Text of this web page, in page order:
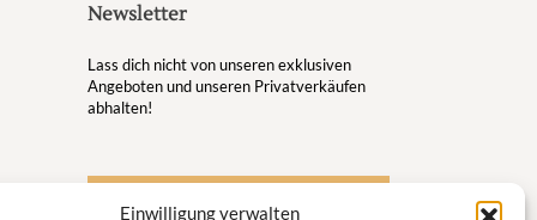
Einwilligung verwalten
Newsletter
Lass dich nicht von unseren exklusiven
Angeboten und unseren Privatverkäufen
abhalten!
S'inscrire à la newsletter